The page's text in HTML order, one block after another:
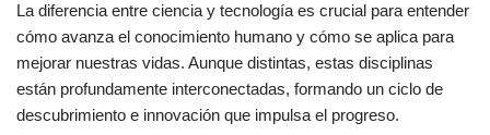
La diferencia entre ciencia y tecnología es crucial para entender
cómo avanza el conocimiento humano y cómo se aplica para
mejorar nuestras vidas. Aunque distintas, estas disciplinas
están profundamente interconectadas, formando un ciclo de
descubrimiento e innovación que impulsa el progreso.